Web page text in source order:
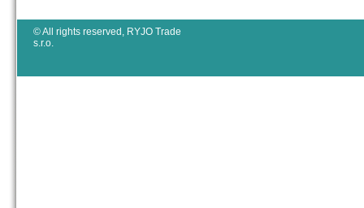
© All rights reserved, RYJO Trade
s.r.o.